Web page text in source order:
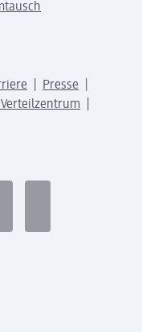
Presse